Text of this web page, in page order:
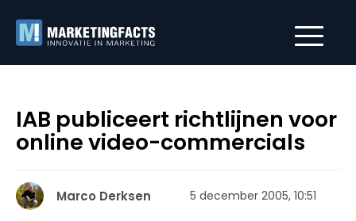
IAB publiceert richtlijnen voor
online video-commercials
Marco Derksen 5 december 2005, 10:51